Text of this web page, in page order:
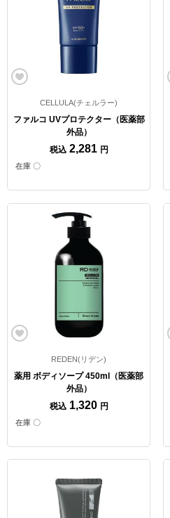
CELLULA(チェルラー)
ファルコ UVプロテクター（医薬部
外品）
税込 2,281 円
在庫 〇
REDEN(リデン)
薬用 ボディソープ 450ml（医薬部
外品）
税込 1,320 円
在庫 〇